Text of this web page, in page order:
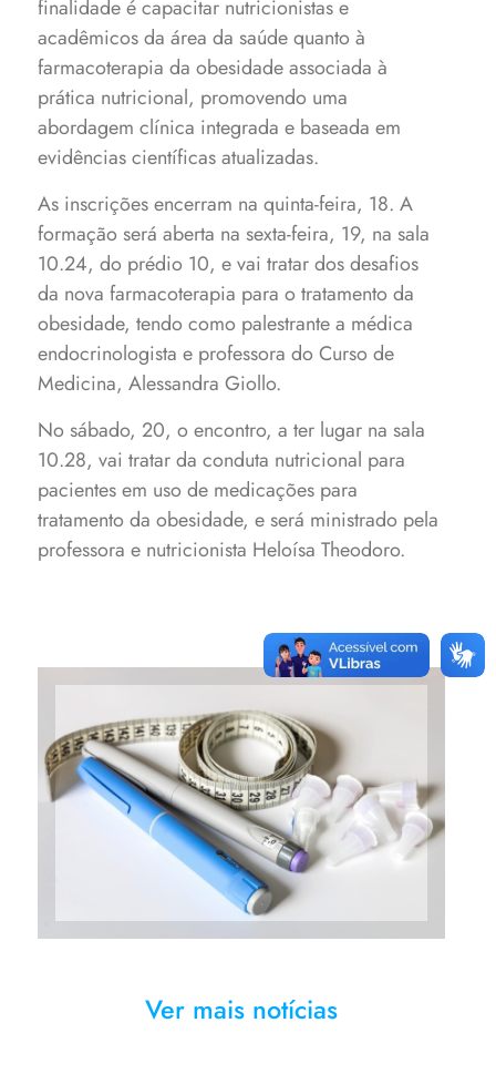
finalidade é capacitar nutricionistas e
acadêmicos da área da saúde quanto à
farmacoterapia da obesidade associada à
prática nutricional, promovendo uma
abordagem clínica integrada e baseada em
evidências científicas atualizadas.
As inscrições encerram na quinta-feira, 18. A
formação será aberta na sexta-feira, 19, na sala
10.24, do prédio 10, e vai tratar dos desafios
da nova farmacoterapia para o tratamento da
obesidade, tendo como palestrante a médica
endocrinologista e professora do Curso de
Medicina, Alessandra Giollo.
No sábado, 20, o encontro, a ter lugar na sala
10.28, vai tratar da conduta nutricional para
pacientes em uso de medicações para
tratamento da obesidade, e será ministrado pela
professora e nutricionista Heloísa Theodoro.
Formação visa capacitar
nutricionistas no
enfrentamento à obesidade
Ver mais notícias